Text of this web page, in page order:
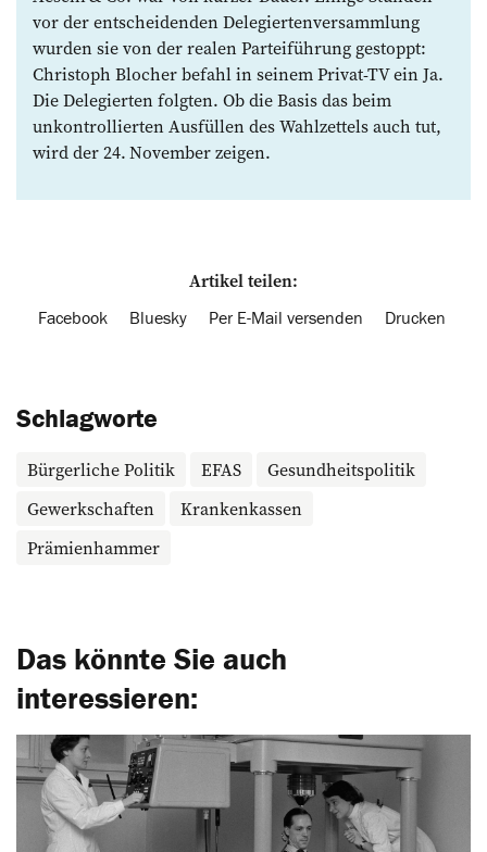
vor der entscheidenden Delegiertenversammlung
wurden sie von der realen Parteiführung gestoppt:
Christoph Blocher befahl in seinem Privat-TV ein Ja.
Die Delegierten folgten. Ob die Basis das beim
unkontrollierten Ausfüllen des Wahlzettels auch tut,
wird der 24. November zeigen.
Artikel teilen:
Facebook Bluesky Per E-Mail versenden Drucken
Schlagworte
Bürgerliche Politik EFAS
Gesundheitspolitik
Gewerkschaften
Krankenkassen
Prämienhammer
Das könnte Sie auch
interessieren: